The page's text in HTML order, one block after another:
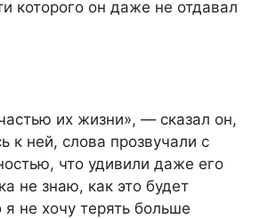
которого он даже не отдавал
их жизни», — сказал он,
к ней, слова прозвучали с
что удивили даже его
не знаю, как это будет
я не хочу терять больше